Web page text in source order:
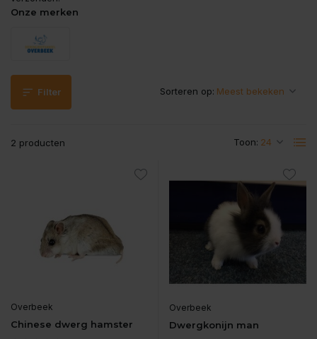
Onze merken
Filter
2 producten Toon:
Sorteren op:
Overbeek
Chinese dwerg hamster
Overbeek
Dwergkonijn man